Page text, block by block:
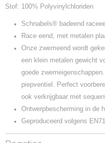
Stof: 100% Polyvinylchloriden
Schnabels® badeend
Race eend, met metalen
Onze zwemeend wordt
een klein metalen gewicht
goede
piepventiel. Perfect
ook verkrijgbaar met
Ontwerpbescherming in de
Geproduceerd volgens EN71